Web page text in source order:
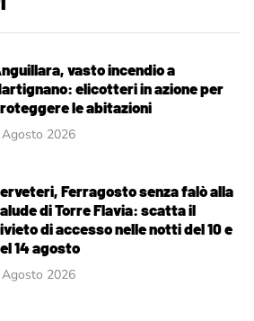
vasto incendio a
elicotteri in azione per
le abitazioni
2026
Ferragosto senza falò alla
di Torre Flavia: scatta il
di accesso nelle notti del 10 e
14 agosto
2026